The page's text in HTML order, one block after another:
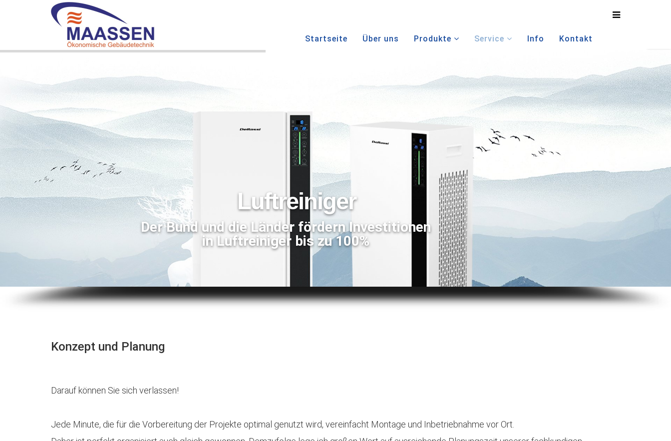
Startseite Über uns Produkte Service Info Kontakt
Luftreiniger
Der Bund und die Länder fördern Investitionen
in Luftreiniger bis zu 100%
Konzept und Planung
Darauf können Sie sich verlassen!
Jede Minute, die für die Vorbereitung der Projekte optimal genutzt wird, vereinfacht Montage und Inbetriebnahme vor Ort.